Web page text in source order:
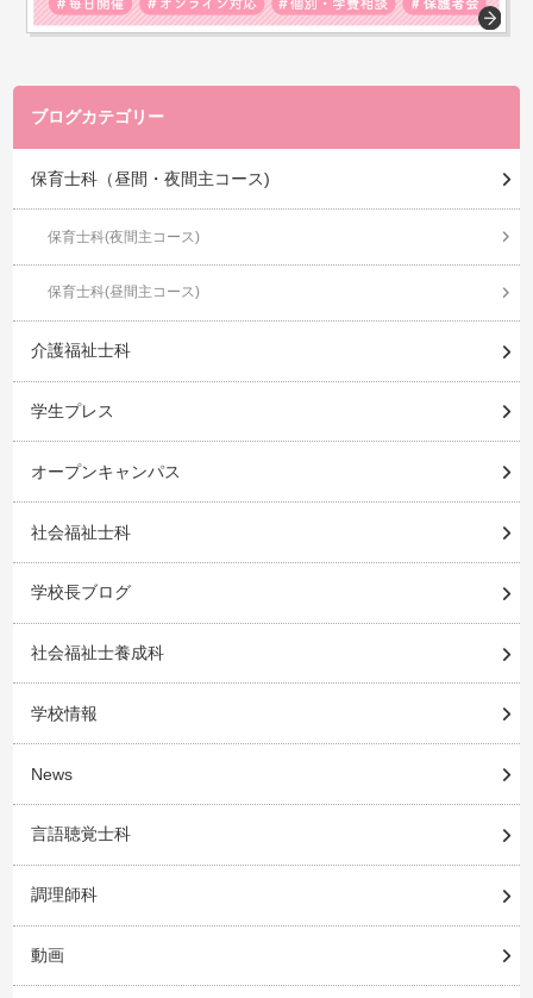
ブログカテゴリー
保育士科（昼間・夜間主コース)
保育士科(夜間主コース)
保育士科(昼間主コース)
介護福祉士科
学生プレス
オープンキャンパス
社会福祉士科
学校長ブログ
社会福祉士養成科
学校情報
News
言語聴覚士科
調理師科
動画